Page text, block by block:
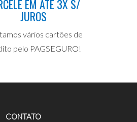
EM ATÉ 3X S/
JUROS
vários cartões de
pelo PAGSEGURO!
CONTATO